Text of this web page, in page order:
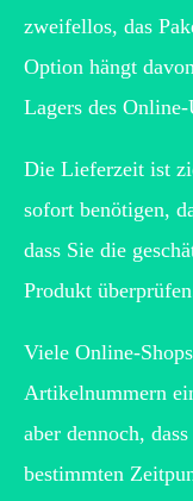
zweifellos, das
Option hängt
Lagers des
Die Lieferzeit ist
sofort benötigen,
dass Sie die
Produkt
Viele Online-
Artikelnummern
aber dennoch,
bestimmten